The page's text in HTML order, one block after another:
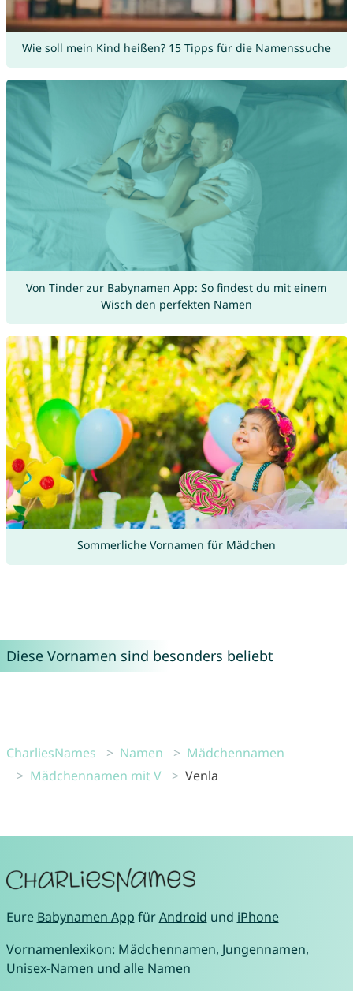
Wie soll mein Kind heißen? 15 Tipps für die Namenssuche
Von Tinder zur Babynamen App: So findest du mit einem
Wisch den perfekten Namen
Sommerliche Vornamen für Mädchen
Diese Vornamen sind besonders beliebt
CharliesNames Namen
Mädchennamen
Mädchennamen mit V
Venla
Eure Babynamen App fürAndroid und iPhone
Vornamenlexikon: Mädchennamen, Jungennamen,
Unisex-Namen und alle Namen